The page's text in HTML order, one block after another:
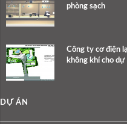
phòng sạch
Công ty cơ điện
không khí cho
DỰ ÁN